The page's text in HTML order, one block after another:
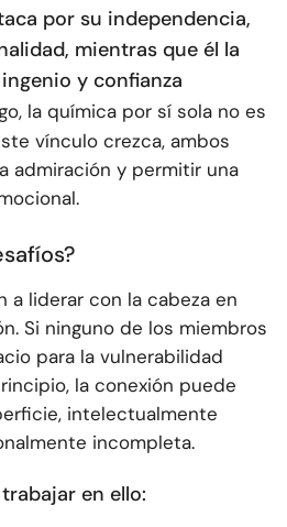
por su independencia,
mientras que él la
y confianza
la química por sí sola no es
vínculo crezca, ambos
admiración y permitir una
a liderar con la cabeza en
Si ninguno de los miembros
para la vulnerabilidad
la conexión puede
intelectualmente
incompleta.
en ello: